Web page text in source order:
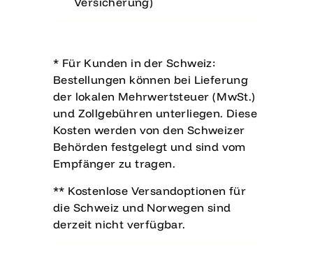
* Für Kunden in der Schweiz:
Bestellungen können bei Lieferung
der lokalen Mehrwertsteuer (MwSt.)
und Zollgebühren unterliegen. Diese
Kosten werden von den Schweizer
Behörden festgelegt und sind vom
Empfänger zu tragen.
** Kostenlose Versandoptionen für
die Schweiz und Norwegen sind
derzeit nicht verfügbar.